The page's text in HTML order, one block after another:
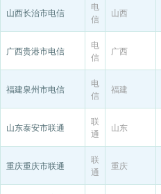
山西长治市电信
电
信
山西
广西贵港市电信
电
信
广西
福建泉州市电信
电
信
福建
山东泰安市联通
联
通
山东
重庆重庆市联通
联
通
重庆